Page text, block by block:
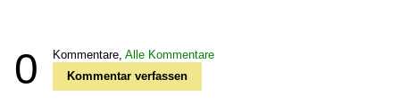
0 Kommentare, Alle Kommentare
Kommentar verfassen